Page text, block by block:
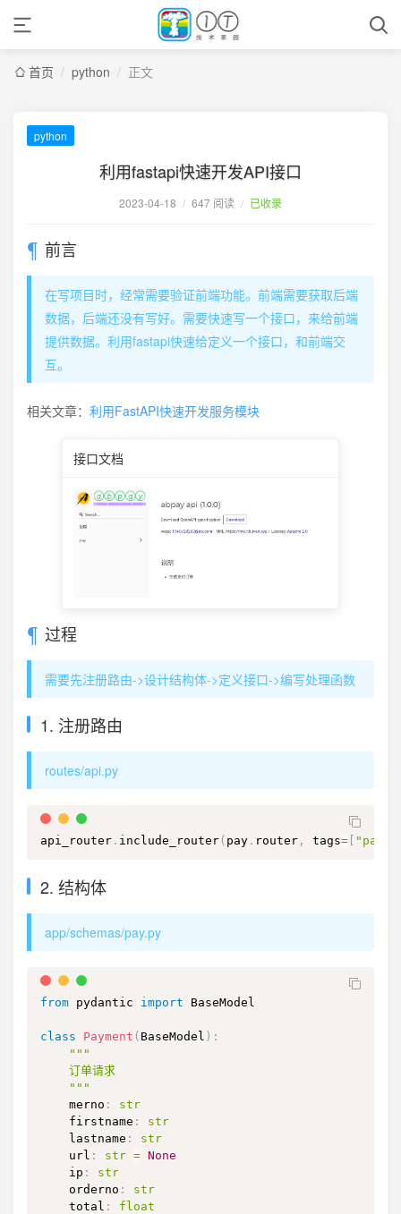
首页 / python / 正文
python
利用fastapi快速开发API接口
2023-04-18 / 647 阅读 / 已收录
前言
在写项目时，经常需要验证前端功能。前端需要获取后端
数据，后端还没有写好。需要快速写一个接口，来给前端
提供数据。利用fastapi快速给定义一个接口，和前端交
互。
相关文章： 利用FastAPI快速开发服务模块
接口文档
过程
需要先注册路由->设计结构体->定义接口->编写处理函数
1. 注册路由
routes/api.py
api_router . include_router ( pay . router , tags= "pay"
2. 结构体
app/schemas/pay.py
from pydantic import BaseModel
class Payment ( BaseModel ) :
"""
    订单请求
    """
    merno
:
str
    firstname
:
str
    lastname
:
str
    url
: str = None
    ip
:
str
    orderno
:
str
    total
:
float